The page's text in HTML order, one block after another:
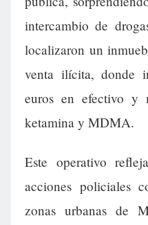
intercambio de
localizaron un
venta ilícita, donde
euros en efectivo y
ketamina y MDMA.
Este operativo
acciones policiales
zonas urbanas de